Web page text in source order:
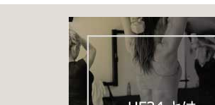
＊栄養について
http://home-fitness24.jp/3532
Ｑ：野菜と肉・魚の比率は？
Ｑ：野菜の食物繊維
Ｑ：緑黄色野菜と淡色野菜の違い
Ｑ：野菜と果物の糖分摂取量は？